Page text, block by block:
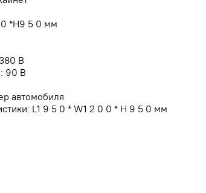
*H9 5 0 мм
В
90 В
автомобиля
L1 9 5 0 * W1 2 0 0 * H 9 5 0 мм